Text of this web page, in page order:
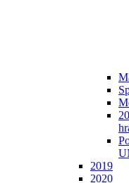
2019
2020